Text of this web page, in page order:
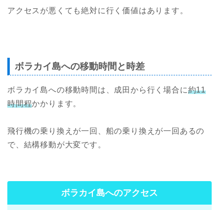
アクセスが悪くても絶対に行く価値はあります。
ボラカイ島への移動時間と時差
ボラカイ島への移動時間は、成田から行く場合に約11
時間程かかります。
飛行機の乗り換えが一回、船の乗り換えが一回あるの
で、結構移動が大変です。
ボラカイ島へのアクセス